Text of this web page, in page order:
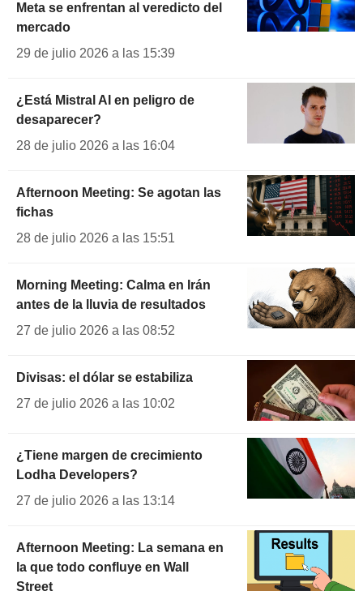
Meta se enfrentan al veredicto del
mercado
29 de julio 2026 a las 15:39
¿Está Mistral AI en peligro de
desaparecer?
28 de julio 2026 a las 16:04
Afternoon Meeting: Se agotan las
fichas
28 de julio 2026 a las 15:51
Morning Meeting: Calma en Irán
antes de la lluvia de resultados
27 de julio 2026 a las 08:52
Divisas: el dólar se estabiliza
27 de julio 2026 a las 10:02
¿Tiene margen de crecimiento
Lodha Developers?
27 de julio 2026 a las 13:14
Afternoon Meeting: La semana en
la que todo confluye en Wall
Street